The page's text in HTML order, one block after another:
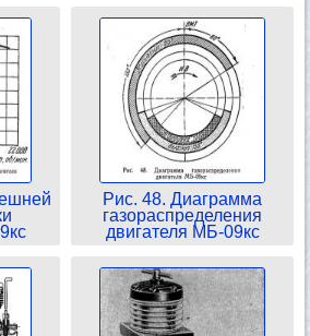
Рис. 48. Диаграмма
газораспределения
двигателя МБ-09кс